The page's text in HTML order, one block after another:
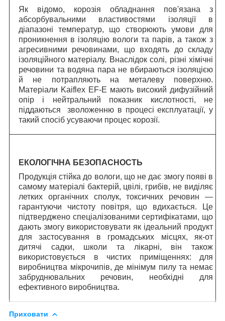
Як відомо, корозія обладнання пов'язана з
абсорбувальними властивостями ізоляції в
діапазоні температур, що створюють умови для
проникнення в ізоляцію вологи та парів, а також з
агресивними речовинами, що входять до складу
ізоляційного матеріалу. Внаслідок солі, різні хімічні
речовини та водяна пара не вбираються ізоляцією
й не потрапляють на металеву поверхню.
Матеріали Kaiflex EF-E мають високий дифузійний
опір і нейтральний показник кислотності, не
піддаються зволоженню в процесі експлуатації, у
такий спосіб усуваючи процес корозії.
ЕКОЛОГІЧНА БЕЗОПАСНОСТЬ
Продукція стійка до вологи, що не дає змогу появі в
самому матеріалі бактерій, цвілі, грибів, не виділяє
летких органічних сполук, токсичних речовин —
гарантуючи чистоту повітря, що вдихається. Це
підтверджено спеціалізованими сертифікатами, що
дають змогу використовувати як ідеальний продукт
для застосування в громадських місцях, як-от
дитячі садки, школи та лікарні, він також
використовується в чистих приміщеннях: для
виробництва мікрочипів, де мінімум пилу та немає
забруднювальних речовин, необхідні для
ефективного виробництва.
Приховати